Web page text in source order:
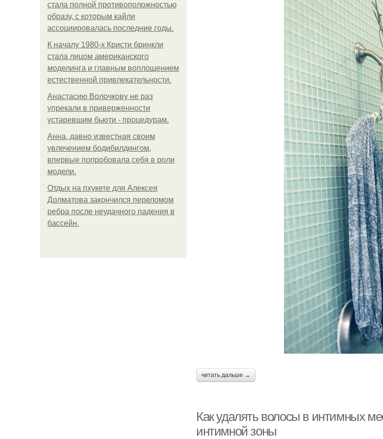
стала полной противоположностью
образу, с которым кайли
ассоциировалась последние годы.
К началу 1980-х Кристи бринкли
стала лицом американского
моделинга и главным воплощением
естественной привлекательности.
Анастасию Волочкову не раз
упрекали в приверженности
устаревшим бьюти - процедурам.
Анна, давно известная своим
увлечением бодибилдингом,
впервые попробовала себя в роли
модели.
Отдых на пхукете для Алексея
Долматова закончился переломом
ребра после неудачного падения в
бассейн.
читать дальше →
Как удалять волосы в интимных
интимной зоны